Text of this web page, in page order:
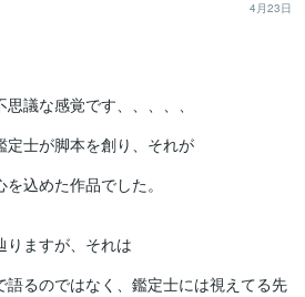
4月23日
議な感覚です、、、、、
定士が脚本を創り、それが
込めた作品でした。
りますが、それは
るのではなく、鑑定士には視えてる先